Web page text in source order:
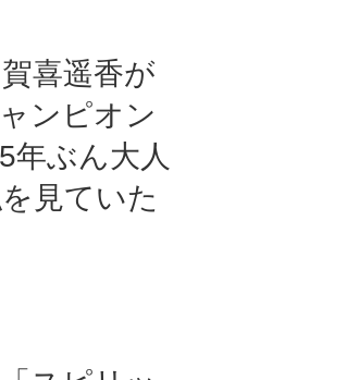
喜遥香が
ンピオン
年ぶん大人
見ていた